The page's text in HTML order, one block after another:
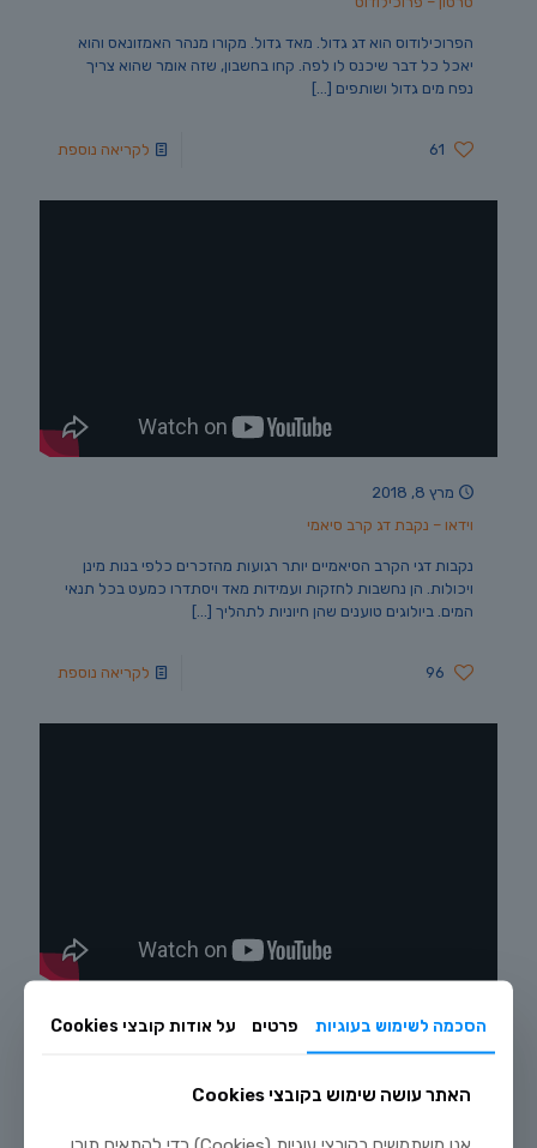
הפרוכילודוס הוא דג גדול. מאד גדול. מקורו מנהר האמזונאס והוא
יאכל כל דבר שיכנס לו לפה. קחו בחשבון, שזה אומר שהוא צריך
נפח מים גדול ושותפים […]
61 לקריאה נוספת
מרץ 8, 2018
וידאו – נקבת דג קרב סיאמי
נקבות דגי הקרב הסיאמיים יותר רגועות מהזכרים כלפי בנות מינן
ויכולות. הן נחשבות לחזקות ועמידות מאד ויסתדרו כמעט בכל תנאי
המים. ביולוגים טוענים שהן חיוניות לתהליך […]
96 לקריאה נוספת
וידאו – מורנה תאילנדית
בצעירותן, הן יכולות להסתדר היטב במים מתוקים אבל לא לאורך
מים מליחים עד מלוחים רוצים לדעת
[…]
הסכמה לשימוש בעוגיות פרטים על אודות קובצי Cookies
האתר עושה שימוש בקובצי Cookies